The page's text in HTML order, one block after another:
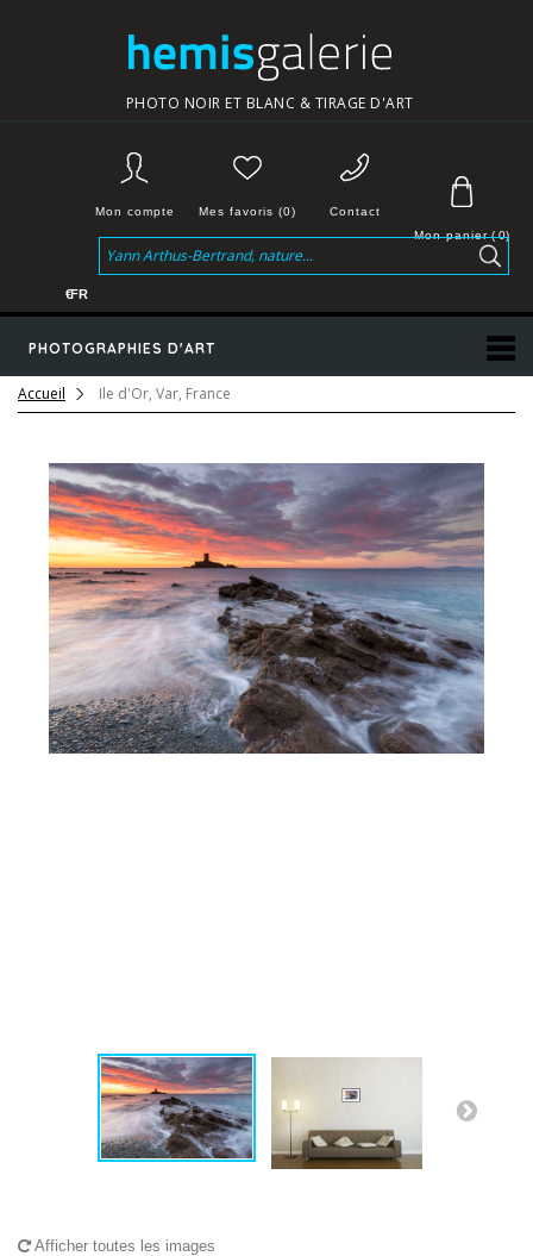
PHOTO NOIR ET BLANC & TIRAGE D'ART
Mon panier( 0)
Contact
Mes favoris (0)
Mon compte
PHOTOGRAPHIES D'ART
€FR
Accueil Ile d'Or, Var, France
Afficher toutes les images